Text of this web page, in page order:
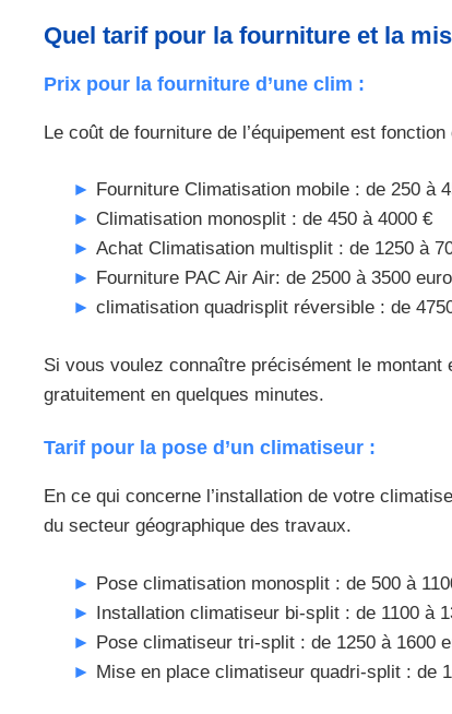
Quel tarif pour la fourniture et la
Prix pour la fourniture d’une clim :
Le coût de fourniture de l’équipement est
Fourniture Climatisation mobile : de 250 à
Climatisation monosplit : de 450 à 4000 €
Achat Climatisation multisplit : de 1250 à
Fourniture PAC Air Air: de 2500 à 3500
climatisation quadrisplit réversible : de
Si vous voulez connaître précisément le
gratuitement en quelques minutes.
Tarif pour la pose d’un climatiseur :
En ce qui concerne l’installation de votre
du secteur géographique des travaux.
Pose climatisation monosplit : de 500 à
Installation climatiseur bi-split : de 1100 à
Pose climatiseur tri-split : de 1250 à 1600
Mise en place climatiseur quadri-split : de